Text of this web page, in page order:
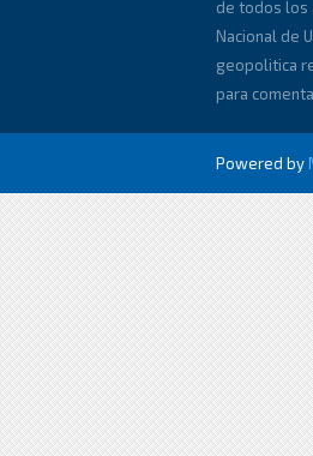
de todos los
Nacional de
geopolitica
para
Powered by